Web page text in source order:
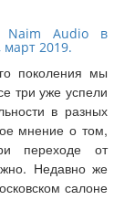
Naim Audio в
март 2019.
поколения мы
три уже успели
в разных
мнение о том,
переходе от
Недавно же
салоне